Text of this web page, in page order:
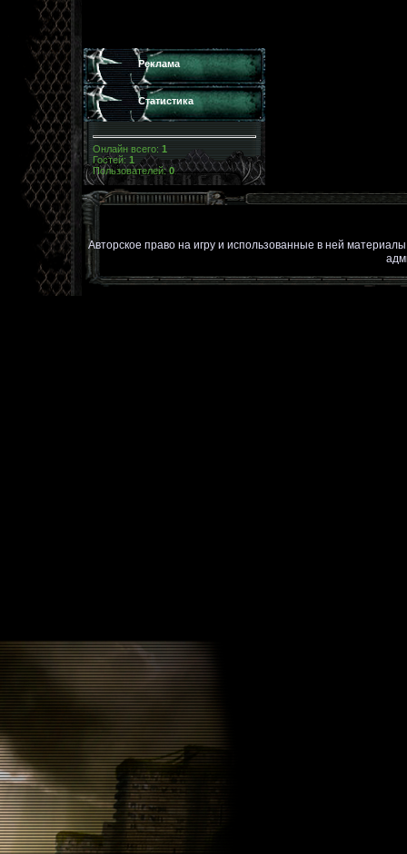
Реклама
Статистика
Онлайн всего: 1
Гостей: 1
Пользователей:0
Авторское право на игру и использованные в ней